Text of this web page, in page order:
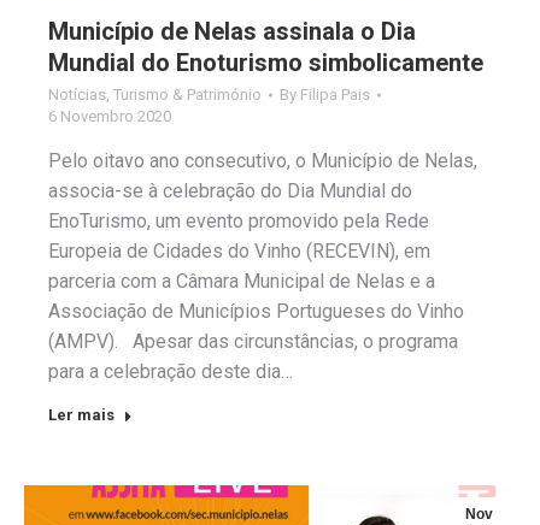
Município de Nelas assinala o Dia
Mundial do Enoturismo simbolicamente
Notícias, Turismo & Património By Filipa Pais
6 Novembro 2020
Pelo oitavo ano consecutivo, o Município de Nelas,
associa-se à celebração do Dia Mundial do
EnoTurismo, um evento promovido pela Rede
Europeia de Cidades do Vinho (RECEVIN), em
parceria com a Câmara Municipal de Nelas e a
Associação de Municípios Portugueses do Vinho
(AMPV). Apesar das circunstâncias, o programa
para a celebração deste dia…
Ler mais
Nov